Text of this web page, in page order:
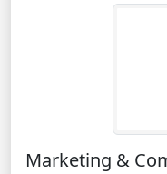
Marketing &